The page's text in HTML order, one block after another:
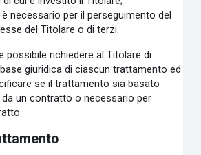
necessario per il perseguimento del
del Titolare o di terzi.
possibile richiedere al Titolare di
giuridica di ciascun trattamento ed
se il trattamento sia basato
da un contratto o necessario per